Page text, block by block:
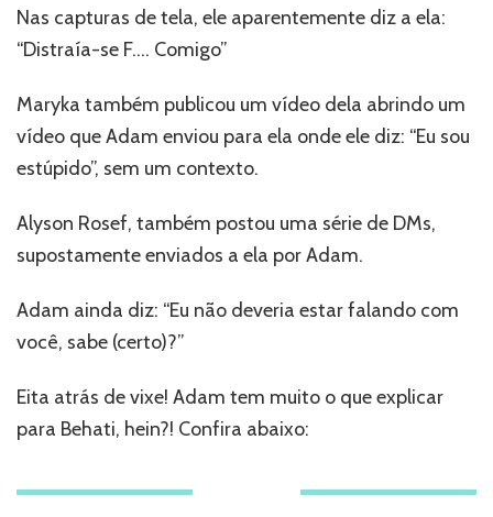
Nas capturas de tela, ele aparentemente diz a ela:
“Distraía-se F…. Comigo”
Maryka também publicou um vídeo dela abrindo um
vídeo que Adam enviou para ela onde ele diz: “Eu sou
estúpido”, sem um contexto.
Alyson Rosef, também postou uma série de DMs,
supostamente enviados a ela por Adam.
Adam ainda diz: “Eu não deveria estar falando com
você, sabe (certo)?”
Eita atrás de vixe! Adam tem muito o que explicar
para Behati, hein?! Confira abaixo: